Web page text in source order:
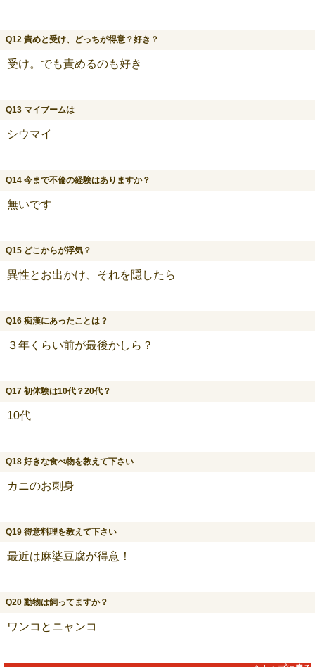
Q12 責めと受け、どっちが得意？好き？
受け。でも責めるのも好き
Q13 マイブームは
シウマイ
Q14 今まで不倫の経験はありますか？
無いです
Q15 どこからが浮気？
異性とお出かけ、それを隠したら
Q16 痴漢にあったことは？
３年くらい前が最後かしら？
Q17 初体験は10代？20代？
10代
Q18 好きな食べ物を教えて下さい
カニのお刺身
Q19 得意料理を教えて下さい
最近は麻婆豆腐が得意！
Q20 動物は飼ってますか？
ワンコとニャンコ